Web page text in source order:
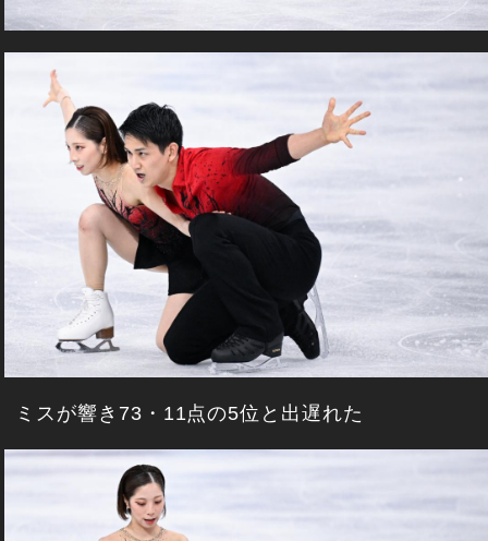
ミスが響き73・11点の5位と出遅れた